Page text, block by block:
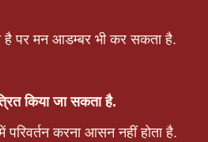
है पर मन आडम्बर भी कर सकता है.
किया जा सकता है.
करना आसन नहीं होता है.